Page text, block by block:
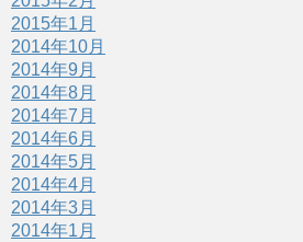
2015年1月
2014年10月
2014年9月
2014年8月
2014年7月
2014年6月
2014年5月
2014年4月
2014年3月
2014年1月